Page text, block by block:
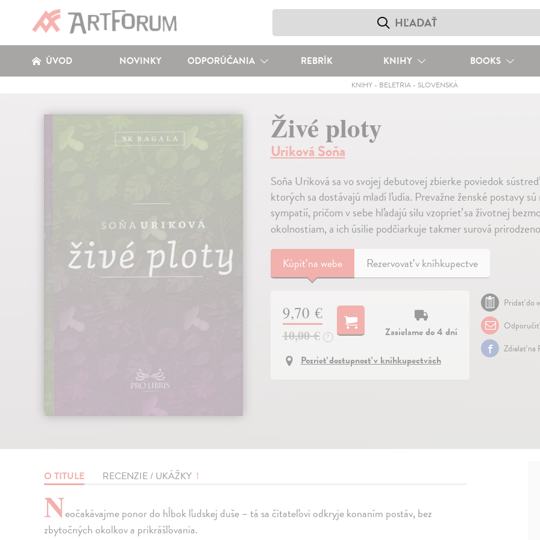
ÚVOD NOVINKY ODPORÚČANIA REBRÍK KNIHY BOOKS
KNIHY - BELETRIA - SLOVENSKÁ
Živé ploty
Uriková Soňa
Soňa Uriková sa vo svojej debutovej zbierke poviedok
ktorých sa dostávajú mladí ľudia. Prevažne ženské postavy
sympatií, pričom v sebe hľadajú silu vzoprieť sa životnej
okolnostiam, a ich úsilie podčiarkuje takmer surová
Kúpiťna webe Rezervovať v kníhkupectve
9,70 €
10,00 € ?
Zasielame do 4 dní
Pozrieť dostupnosť v kníhkupectvách
Pridať do
Zdielať na
O TITULE RECENZIE / UKÁŽKY 1
Neočakávajme ponor do hĺbok ľudskej duše – tá sa čitateľovi odkryje konaním postáv, bez
zbytočných okolkov a prikrášľovania.